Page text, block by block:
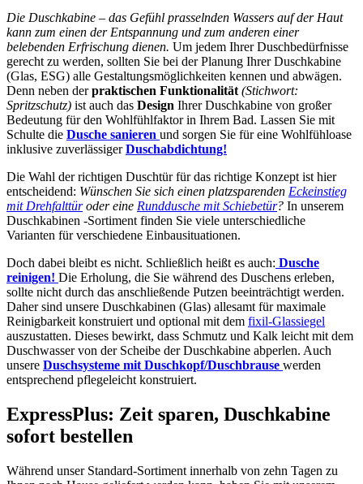
Die Duschkabine – das Gefühl prasselnden Wassers auf der Haut
kann zum einen der Entspannung und zum anderen einer
belebenden Erfrischung dienen. Um jedem Ihrer Duschbedürfnisse
gerecht zu werden, sollten Sie bei der Planung Ihrer Duschkabine
(Glas, ESG) alle Gestaltungsmöglichkeiten kennen und abwägen.
Denn neben derpraktischen Funktionalität (Stichwort:
Spritzschutz) ist auch das Design Ihrer Duschkabine von großer
Bedeutung für den Wohlfühlfaktor in Ihrem Bad. Lassen Sie mit
Schulte die Dusche sanieren und sorgen Sie für eine Wohlfühloase
inklusive zuverlässigerDuschabdichtung!
Die Wahl der richtigen Duschtür für das richtige Konzept ist hier
entscheidend: Wünschen Sie sich einen platzsparenden Eckeinstieg
mit Drehfalttüroder eine Runddusche mit Schiebetür? In unserem
Duschkabinen -Sortiment finden Sie viele unterschiedliche
Varianten für verschiedene Einbausituationen.
Doch dabei bleibt es nicht. Schließlich heißt es auch: Dusche
reinigen! Die Erholung, die Sie während des Duschens erleben,
sollte nicht durch das anschließende Putzen beeinträchtigt werden.
Daher sind unsere Duschkabinen (Glas) allesamt für maximale
Reinigbarkeit konstruiert und optional mit dem fixil-Glassiegel
auszustatten. Dieses bewirkt, dass Schmutz und Kalk leicht mit dem
Duschwasser von der Scheibe der Duschkabine abperlen. Auch
unsere Duschsysteme mit Duschkopf/Duschbrause werden
entsprechend pflegeleicht konstruiert.
ExpressPlus: Zeit sparen, Duschkabine
sofort bestellen
Während unser Standard-Sortiment innerhalb von zehn Tagen zu